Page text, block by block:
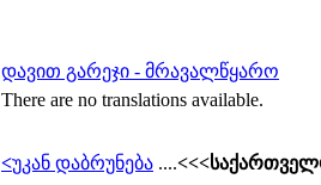
დავით გარეჯი - მრავალწყარო
There are no translations available.
<უკან დაბრუნება ....